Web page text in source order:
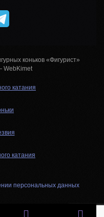
коньков «Фигурист»
катания
катания
персональных данных